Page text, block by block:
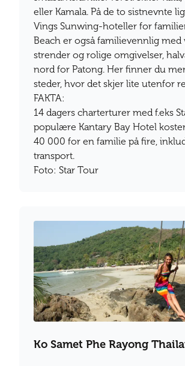
eller Kamala. På de to sistnevnte
Vings Sunwing-hoteller for
Beach er også familievennlig med
strender og rolige omgivelser,
nord for Patong. Her finner du
steder, hvor det skjer lite utenfor
FAKTA:
14 dagers charterturer med f.eks
populære Kantary Bay Hotel
40 000 for en familie på fire,
transport.
Foto: Star Tour
Ko Samet Phe Rayong